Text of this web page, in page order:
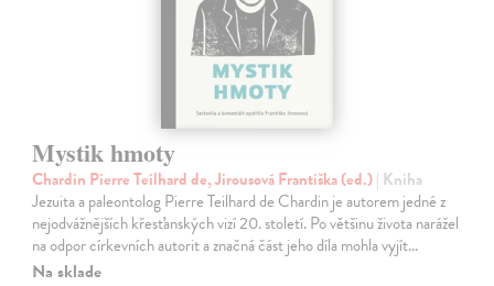
Mystik hmoty
Chardin Pierre Teilhard de, Jirousová Františka (ed.)| Kniha
Jezuita a paleontolog Pierre Teilhard de Chardin je autorem jedné z
nejodvážnějších křesťanských vizí 20. století. Po většinu života narážel
na odpor církevních autorit a značná část jeho díla mohla vyjít…
Na sklade